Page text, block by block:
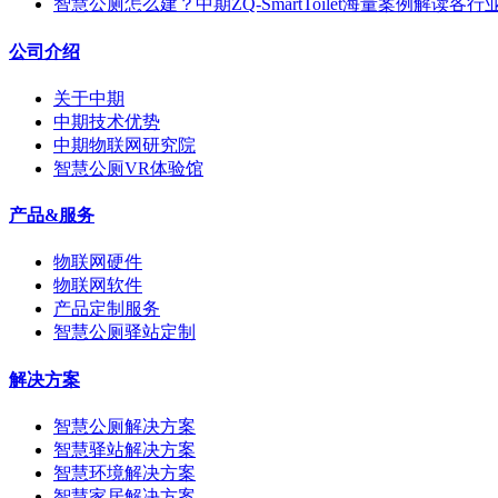
智慧公厕怎么建？中期ZQ-SmartToilet海量案例解读各行
公司介绍
关于中期
中期技术优势
中期物联网研究院
智慧公厕VR体验馆
产品&服务
物联网硬件
物联网软件
产品定制服务
智慧公厕驿站定制
解决方案
智慧公厕解决方案
智慧驿站解决方案
智慧环境解决方案